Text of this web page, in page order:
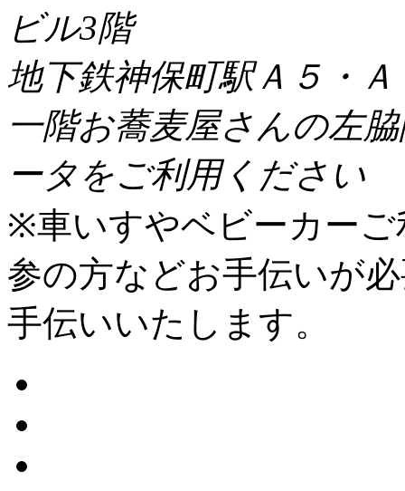
ビル3階
地下鉄神保町駅Ａ５・
一階お蕎麦屋さんの左
ータをご利用ください
※車いすやベビーカー
参の方などお手伝いが
手伝いいたします。